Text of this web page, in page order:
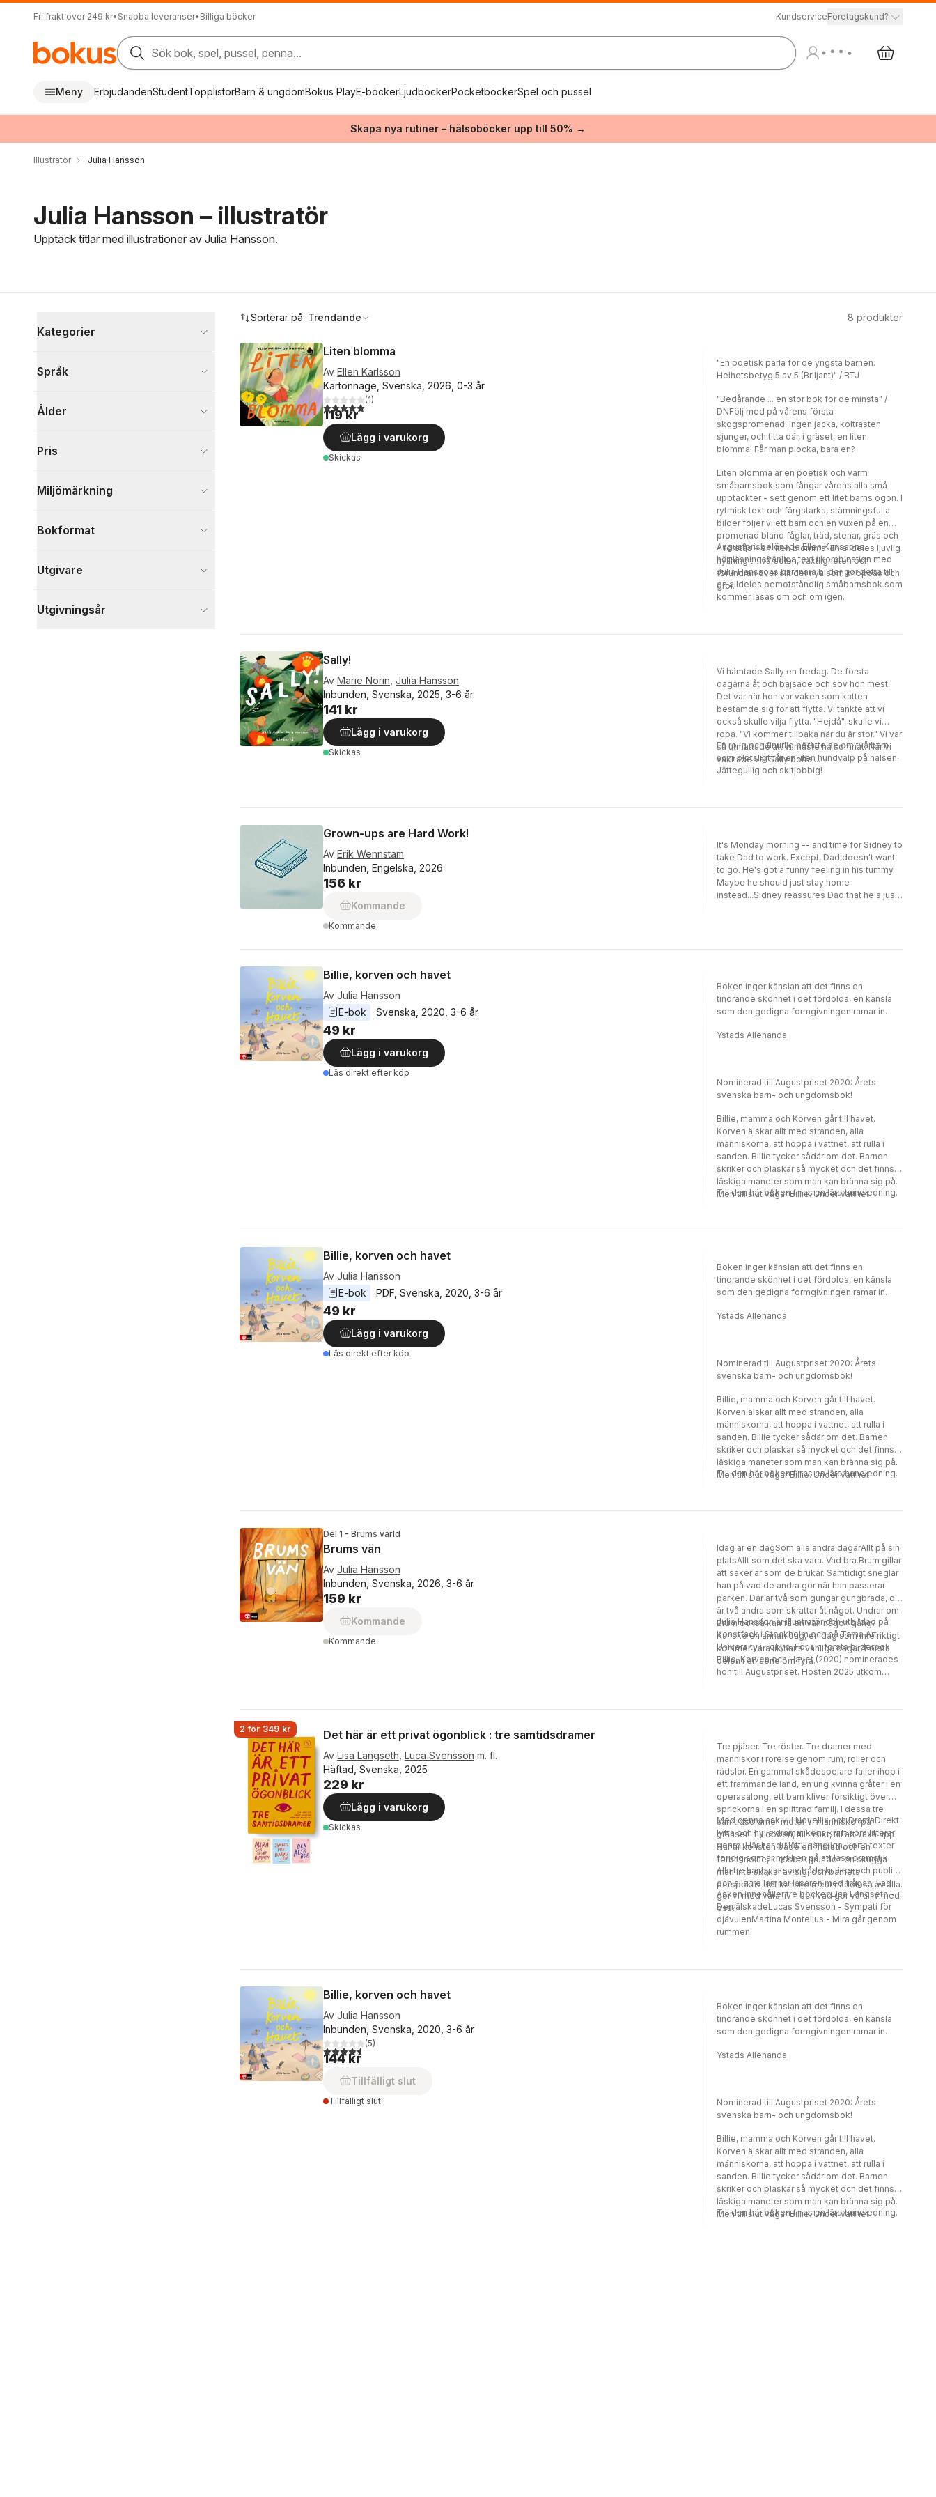
Fri frakt över 249 kr• Snabba leveranser• Billiga böcker KundserviceFöretagskund?
Sök bok, spel, pussel, penna...
Meny ErbjudandenStudentTopplistorBarn & ungdomBokus PlayE-böckerLjudböckerPocketböckerSpel och pussel
Skapa nya rutiner – hälsoböcker upp till 50% →
Illustratör Julia Hansson
Julia Hansson – illustratör
Upptäck titlar med illustrationer av Julia Hansson.
Kategorier
Visa fler
Språk
Ålder
Pris
Miljömärkning
Bokformat
Utgivare
Utgivningsår
Sorterar på: Trendande 8 produkter
Liten blomma
Av Ellen Karlsson
Kartonnage, Svenska, 2026, 0-3 år
5,0utav 5 stjärnor. Totalt antal röster:
(1)
119 kr
Lägg i varukorg
Skickas
"En poetisk pärla för de yngsta barnen.
Helhetsbetyg 5 av 5 (Briljant)" / BTJ
"Bedårande ... en stor bok för de minsta" /
DNFölj med på vårens första
skogspromenad! Ingen jacka, koltrasten
sjunger, och titta där, i gräset, en liten
blomma! Får man plocka, bara en?
Liten blomma är en poetisk och varm
småbarnsbok som fångar vårens alla små
upptäckter - sett genom ett litet barns ögon. I
rytmisk text och färgstarka, stämningsfulla
bilder följer vi ett barn och en vuxen på en
promenad bland fåglar, träd, stenar, gräs och
- förstås - en liten blomma. En alldeles ljuvlig
hyllning till vårsolen, växtligheten och
förundran över allt det nya som knoppas och
gror.
Augustprisbelönade Ellen Karlssons
högläsningsvänliga text i kombination med
Julia Hanssons barnnära bilder gör detta till
en alldeles oemotståndlig småbarnsbok som
kommer läsas om och om igen.
Sally!
Av Marie Norin Julia Hansson
Inbunden, Svenska, 2025, 3-6 år
141 kr
Lägg i varukorg
Skickas
Vi hämtade Sally en fredag. De första
dagarna åt och bajsade och sov hon mest.
Det var när hon var vaken som katten
bestämde sig för att flytta. Vi tänkte att vi
också skulle vilja flytta. "Hejdå", skulle vi
ropa. "Vi kommer tillbaka när du är stor." Vi var
så utmattade att vi måste ha somnat. När vi
vaknade var Sally borta ...
En rolig och finurlig berättelse om två barn
som plötsligt får en liten hundvalp på halsen.
Jättegullig och skitjobbig!
Grown-ups are Hard Work!
Av Erik Wennstam
Inbunden, Engelska, 2026
156 kr
Kommande
Kommande
It's Monday morning -- and time for Sidney to
take Dad to work. Except, Dad doesn't want
to go. He's got a funny feeling in his tummy.
Maybe he should just stay home
instead...Sidney reassures Dad that he's just
work might actually be a lot of fun!This warm,
gently humorous role-reversal story will have
children and grown-ups giggling in
tale of family life is vividly captured by Julia
Billie, korven och havet
Av Julia Hansson
E-bok
Svenska 2020 3-6 år
49 kr
Lägg i varukorg
Läs direkt efter köp
Boken inger känslan att det finns en
tindrande skönhet i det fördolda, en känsla
som den gedigna formgivningen ramar in.
Ystads Allehanda
Nominerad till Augustpriset 2020: Årets
svenska barn- och ungdomsbok!
Billie, mamma och Korven går till havet.
Korven älskar allt med stranden, alla
människorna, att hoppa i vattnet, att rulla i
sanden. Billie tycker sådär om det. Barnen
skriker och plaskar så mycket och det finns
läskiga maneter som man kan bränna sig på.
Men till slut vågar Billie. Under vattnet
Till den här boken finns en lärarhandledning.
Billie, korven och havet
Av Julia Hansson
E-bok
PDF Svenska 2020 3-6 år
49 kr
Lägg i varukorg
Läs direkt efter köp
Boken inger känslan att det finns en
tindrande skönhet i det fördolda, en känsla
som den gedigna formgivningen ramar in.
Ystads Allehanda
Nominerad till Augustpriset 2020: Årets
svenska barn- och ungdomsbok!
Billie, mamma och Korven går till havet.
Korven älskar allt med stranden, alla
människorna, att hoppa i vattnet, att rulla i
sanden. Billie tycker sådär om det. Barnen
skriker och plaskar så mycket och det finns
läskiga maneter som man kan bränna sig på.
Men till slut vågar Billie. Under vattnet
Till den här boken finns en lärarhandledning.
Del 1 - Brums värld
Brums vän
Av Julia Hansson
Inbunden, Svenska, 2026, 3-6 år
159 kr
Kommande
Kommande
Idag är en dagSom alla andra dagarAllt på sin
platsAllt som det ska vara. Vad bra.Brum gillar
att saker är som de brukar. Samtidigt sneglar
han på vad de andra gör när han passerar
parken. Där är två som gungar gungbräda, där
är två andra som skrattar åt något. Undrar om
Brum också kan få en vän någon gång?
Kanske en annan dag, en dag som inte riktigt
kommer vara lik hans vanliga dagar?Första
delen i en serie om fyra.
Julia Hansson är illustratör och utbildad på
Konstfack i Stockholm och på Tama Art
University i Tokyo. För sin första bilderbok
Billie, Korven och Havet (2020) nominerades
hon till Augustpriset. Hösten 2025 utkom
2 för 349 kr Det här är ett privat ögonblick : tre samtidsdramer
Av Lisa Langseth Luca Svensson m. fl.
Häftad, Svenska, 2025
229 kr
Lägg i varukorg
Skickas
Tre pjäser. Tre röster. Tre dramer med
människor i rörelse genom rum, roller och
rädslor. En gammal skådespelare faller ihop i
ett främmande land, en ung kvinna gråter i en
operasalong, ett barn kliver försiktigt över
sprickorna i en splittrad familj. I dessa tre
samtidsdramer möter vi människor på
gränsen: till döden, till insikt, till att växa upp.
Här är konsten både en fristad och en
förbannelse, klassbakgrunden en skugga
man inte skakar av sig, och barnets
perspektiv det kanske mest nådelösa av alla.
Med denna ask vill Novellix och DramaDirekt
lyfta och hylla dramatikens kraft som litterär
genre. Här har du lättillgängliga, korta texter
för dig som är nyfiken på att läsa dramatik.
Alla tre har hyllats av både kritiker och publik
och alla tre lämnar läsaren med frågan; vad
gör vi med våra liv - och vad gör våra liv med
oss?
Asken innehåller tre böcker:Lisa Langseth -
Den älskadeLucas Svensson - Sympati för
djävulenMartina Montelius - Mira går genom
rummen
Billie, korven och havet
Av Julia Hansson
Inbunden, Svenska, 2020, 3-6 år
4,6utav 5 stjärnor. Totalt antal röster:
(5)
144 kr
Tillfälligt slut
Tillfälligt slut
Boken inger känslan att det finns en
tindrande skönhet i det fördolda, en känsla
som den gedigna formgivningen ramar in.
Ystads Allehanda
Nominerad till Augustpriset 2020: Årets
svenska barn- och ungdomsbok!
Billie, mamma och Korven går till havet.
Korven älskar allt med stranden, alla
människorna, att hoppa i vattnet, att rulla i
sanden. Billie tycker sådär om det. Barnen
skriker och plaskar så mycket och det finns
läskiga maneter som man kan bränna sig på.
Men till slut vågar Billie. Under vattnet
Till den här boken finns en lärarhandledning.